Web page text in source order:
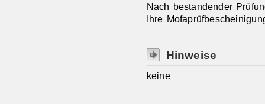
Nach bestandender
Ihre
Hinweise
keine